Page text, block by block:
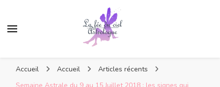
Accueil Accueil
Articles récents